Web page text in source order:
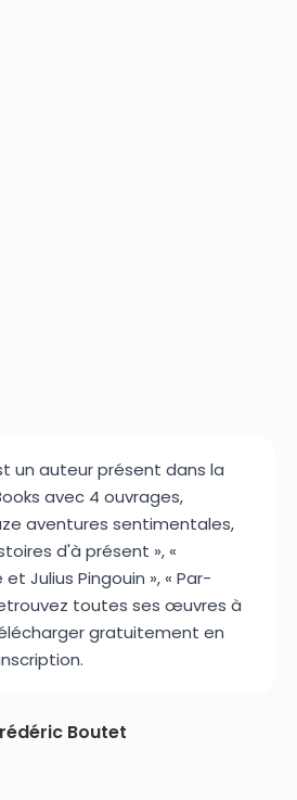
un auteur présent dans la
avec 4 ouvrages,
aventures sentimentales,
d'à présent », «
Julius Pingouin », « Par-
toutes ses œuvres à
gratuitement en
Boutet